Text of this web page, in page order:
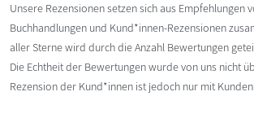
Unsere Rezensionen setzen sich aus Empfehlungen
Buchhandlungen und Kund*innen-Rezensionen
aller Sterne wird durch die Anzahl Bewertungen
Die Echtheit der Bewertungen wurde von uns nicht
Rezension der Kund*innen ist jedoch nur mit